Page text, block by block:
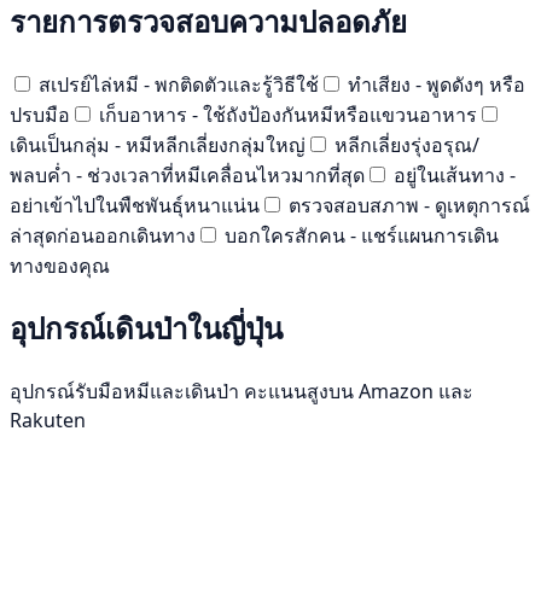
รายการตรวจสอบความปลอดภัย
สเปรย์ไล่หมี - พกติดตัวและรู้วิธีใช้
ทำเสียง - พูดดังๆ หรือ
ปรบมือ
เก็บอาหาร - ใช้ถังป้องกันหมีหรือแขวนอาหาร
เดินเป็นกลุ่ม - หมีหลีกเลี่ยงกลุ่มใหญ่
หลีกเลี่ยงรุ่งอรุณ/
พลบค่ำ - ช่วงเวลาที่หมีเคลื่อนไหวมากที่สุด
อยู่ในเส้นทาง -
อย่าเข้าไปในพืชพันธุ์หนาแน่น
ตรวจสอบสภาพ - ดูเหตุการณ์
ล่าสุดก่อนออกเดินทาง
บอกใครสักคน - แชร์แผนการเดิน
ทางของคุณ
อุปกรณ์เดินป่าในญี่ปุ่น
อุปกรณ์รับมือหมีและเดินป่า คะแนนสูงบน Amazon และ
Rakuten